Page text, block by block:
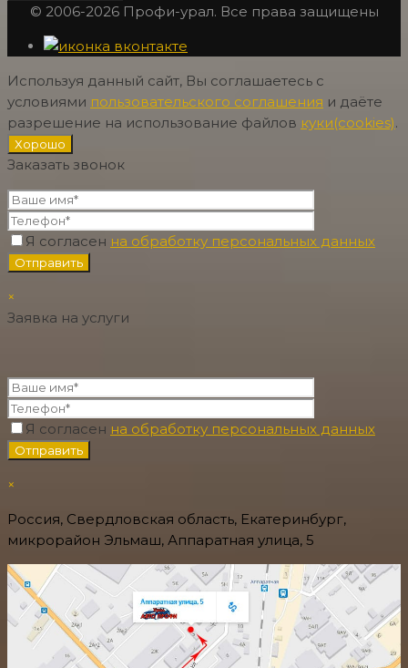
© 2006-2026 Профи-урал. Все права защищены
Используя данный сайт, Вы соглашаетесь с
условиями пользовательского соглашения и даёте
разрешение на использование файлов куки(cookies).
Хорошо
Заказать звонок
Я согласен на обработку персональных данных
×
Заявка на услуги
Я согласен на обработку персональных данных
×
Россия, Свердловская область, Екатеринбург,
микрорайон Эльмаш, Аппаратная улица, 5